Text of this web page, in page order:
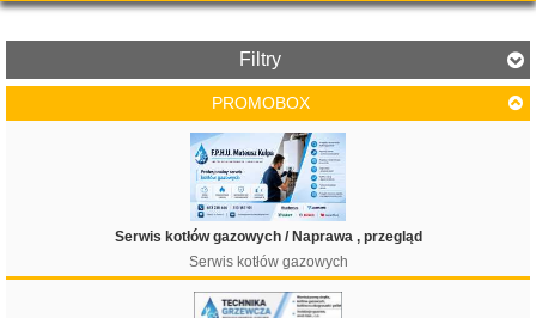
Filtry
Filtruj
PROMOBOX
Serwis kotłów gazowych / Naprawa , przegląd
Serwis kotłów gazowych